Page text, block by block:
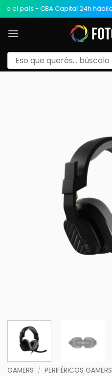
- CBA Capital 24h hábiles
GAMERS / PERIFÉRICOS GAMERS